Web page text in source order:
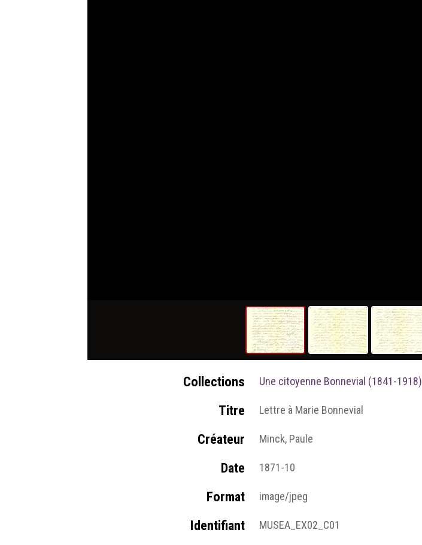
Collections Une citoyenne Bonnevial (1841-1918)
Titre Lettre à Marie Bonnevial
Créateur Minck, Paule
Date 1871-10
Format image/jpeg
Identifiant MUSEA_EX02_C01